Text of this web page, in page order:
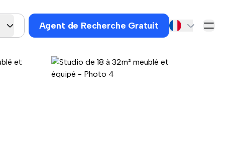
Agent de Recherche Gratuit